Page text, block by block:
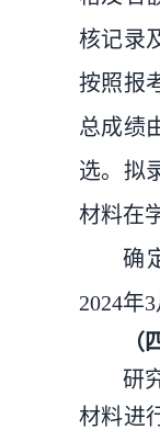
核记录
按照报
总成绩
选。拟
材料在
确
2024年
（
研
材料进